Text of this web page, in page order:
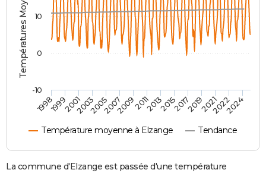
Destinations
City break
Voyage nature
Voyage de noces
Forum
Climat
PHOTO
GUIDES D'ACHAT
BONS PLANS
CARTE DE VOEUX
Carte de Noël
Carte Bonne année
Carte Saint-Valentin
Carte Pâques
Carte d'anniversaire
DICTIONNAIRE
Dictionnaire
Biographies
Citations
Expressions
Proverbes
PROGRAMME TVTempérature moyenne à Elzange Tendance
199819992001200320052007200920112013201520172019202120222024
-10
0
10
La commune d'Elzange est passée d'une température